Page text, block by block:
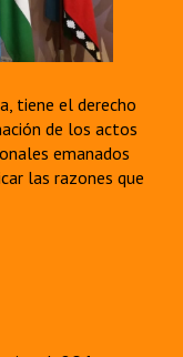
tiene el derecho
de los actos
emanados
las razones que